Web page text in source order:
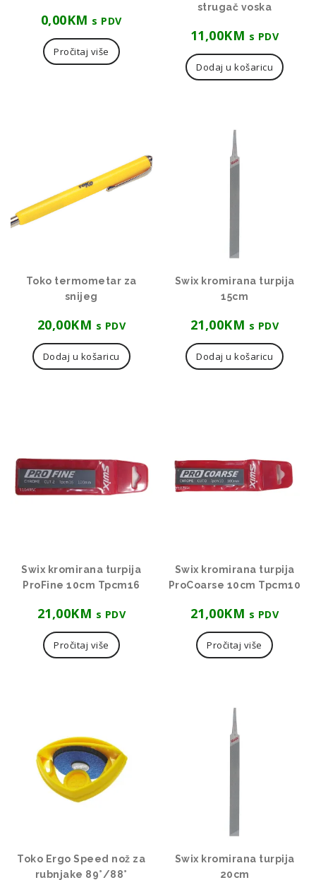
0,00KM s PDV
Pročitaj više
strugač voska
11,00KM s PDV
Dodaj u košaricu
Toko termometar za
snijeg
20,00KM s PDV
Dodaj u košaricu
Swix kromirana turpija
15cm
21,00KM s PDV
Dodaj u košaricu
Swix kromirana turpija
ProFine 10cm Tpcm16
21,00KM s PDV
Pročitaj više
Swix kromirana turpija
ProCoarse 10cm Tpcm10
21,00KM s PDV
Pročitaj više
Toko Ergo Speed nož za
rubnjake 89°/88°
Swix kromirana turpija
20cm